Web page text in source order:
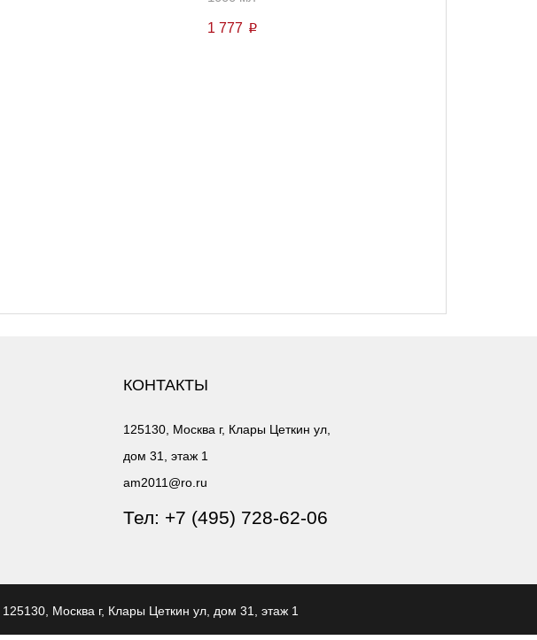
1 777 p
КОНТАКТЫ
125130, Москва г, Клары Цеткин ул,
дом 31, этаж 1
am2011@ro.ru
Тел: +7 (495) 728-62-06
125130, Москва г, Клары Цеткин ул, дом 31, этаж 1